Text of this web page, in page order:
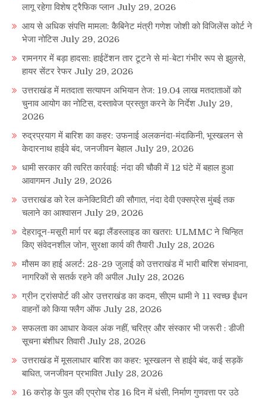
लागू रहेगा विशेष ट्रैफिक प्लान July 29, 2026
आय से अधिक संपत्ति मामला: कैबिनेट मंत्री गणेश जोशी को विजिलेंस कोर्ट ने
भेजा नोटिस July 29, 2026
रामनगर में बड़ा हादसा: हाईटेंशन तार टूटने से मां-बेटा गंभीर रूप से झुलसे,
हायर सेंटर रेफर July 29, 2026
उत्तराखंड में मतदाता सत्यापन अभियान तेज: 19.04 लाख मतदाताओं को
चुनाव आयोग का नोटिस, दस्तावेज प्रस्तुत करने के निर्देश July 29,
2026
रुद्रप्रयाग में बारिश का कहर: उफनाई अलकनंदा-मंदाकिनी, भूस्खलन से
केदारनाथ हाईवे बंद, जनजीवन बेहाल July 29, 2026
धामी सरकार की त्वरित कार्रवाई: नंदा की चौकी में 12 घंटे में बहाल हुआ
आवागमन July 29, 2026
उत्तराखंड को रेल कनेक्टिविटी की सौगात, नंदा देवी एक्सप्रेस मुंबई तक
चलाने का आश्वासन July 29, 2026
देहरादून-मसूरी मार्ग पर बढ़ा लैंडस्लाइड का खतरा: ULMMC ने चिन्हित
किए संवेदनशील जोन, सुरक्षा कार्य की तैयारी July 28, 2026
मौसम का हाई अलर्ट: 28-29 जुलाई को उत्तराखंड में भारी बारिश संभावना,
नागरिकों से सतर्क रहने की अपील July 28, 2026
ग्रीन ट्रांसपोर्ट की ओर उत्तराखंड का कदम, सीएम धामी ने 11 स्वच्छ ईंधन
वाहनों को किया फ्लैग ऑफ July 28, 2026
सफलता का आधार केवल अंक नहीं, चरित्र और संस्कार भी जरूरी : डीजी
सूचना बंशीधर तिवारी July 28, 2026
उत्तराखंड में मूसलाधार बारिश का कहर: भूस्खलन से हाईवे बंद, कई सड़कें
बाधित, जनजीवन प्रभावित July 28, 2026
16 करोड़ के पुल की एप्रोच रोड 16 दिन में धंसी, निर्माण गुणवत्ता पर उठे